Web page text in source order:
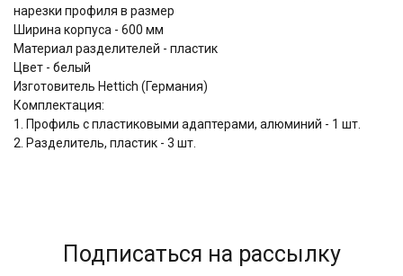
нарезки профиля в размер
Ширина корпуса - 600 мм
Материал разделителей - пластик
Цвет - белый
Изготовитель Hettich (Германия)
Комплектация:
1. Профиль с пластиковыми адаптерами, алюминий - 1 шт.
2. Разделитель, пластик - 3 шт.
Подписаться на рассылку